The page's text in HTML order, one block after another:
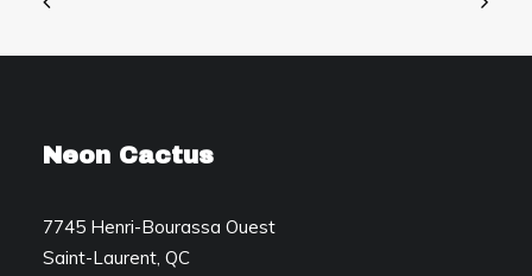
Neon Cactus
7745 Henri-Bourassa Ouest
Saint-Laurent, QC